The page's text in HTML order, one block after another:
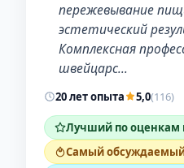
пережевывание
эстетический
Комплексная
швейцарс…
20 лет опыта 5,0(116)
Лучший по оценкам
Самый обсуждаемый